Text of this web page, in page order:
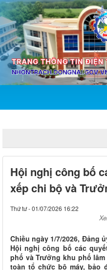
Hội nghị công bố
xếp chi bộ và
Thứ tư - 01/07/2026 16:22
Chiều ngày 1/7/2026, Đảng
Hội nghị công bố các
phố và Trưởng khu phố
toàn tổ chức bộ máy, bảo